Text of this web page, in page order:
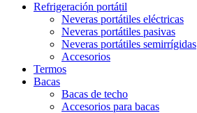
Refrigeración portátil
Neveras portátiles eléctricas
Neveras portátiles pasivas
Neveras portátiles semirrígidas
Accesorios
Termos
Bacas
Bacas de techo
Accesorios para bacas